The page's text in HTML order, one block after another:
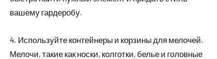
вашему гардеробу.
4. Используйте контейнеры и корзины для мелочей.
Мелочи, такие как носки, колготки, белье и головные